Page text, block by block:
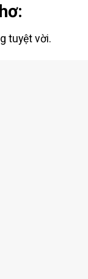
tuyệt vời.